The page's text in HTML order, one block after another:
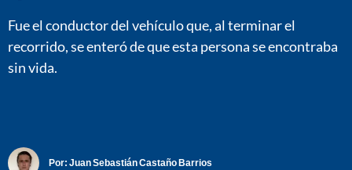
Fue el conductor del vehículo que, al terminar el
recorrido, se enteró de que esta persona se encontraba
sin vida.
Por: Juan Sebastián Castaño Barrios